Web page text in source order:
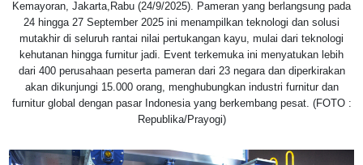
Kemayoran, Jakarta,Rabu (24/9/2025). Pameran yang berlangsung pada
24 hingga 27 September 2025 ini menampilkan teknologi dan solusi
mutakhir di seluruh rantai nilai pertukangan kayu, mulai dari teknologi
kehutanan hingga furnitur jadi. Event terkemuka ini menyatukan lebih
dari 400 perusahaan peserta pameran dari 23 negara dan diperkirakan
akan dikunjungi 15.000 orang, menghubungkan industri furnitur dan
furnitur global dengan pasar Indonesia yang berkembang pesat. (FOTO :
Republika/Prayogi)